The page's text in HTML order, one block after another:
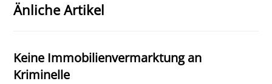
Änliche Artikel
Keine Immobilienvermarktung an
Kriminelle